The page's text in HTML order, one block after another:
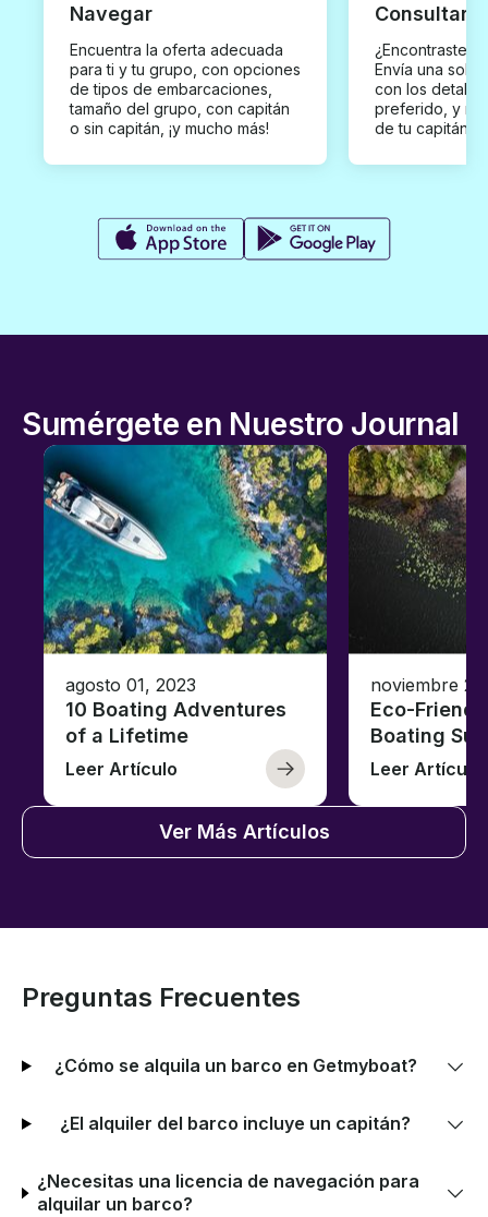
Navegar
Encuentra la oferta adecuada
para ti y tu grupo, con opciones
de tipos de embarcaciones,
tamaño del grupo, con capitán
o sin capitán, ¡y mucho más!
Consultar
¿Encontraste
Envía una
con los
preferido, y
de tu capitán
Sumérgete en Nuestro Journal
agosto 01, 2023
10 Boating Adventures
of a Lifetime
Leer Artículo
noviembre
Eco-
Boating
Leer Artículo
Ver Más Artículos
Preguntas Frecuentes
¿Cómo se alquila un barco en Getmyboat?
¿El alquiler del barco incluye un capitán?
¿Necesitas una licencia de navegación para
alquilar un barco?